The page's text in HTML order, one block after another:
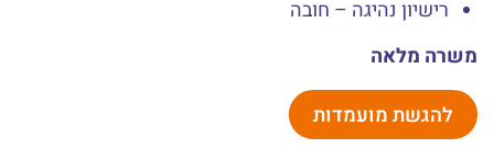
רישיון נהיגה – חובה
משרה מלאה
להגשת מועמדות